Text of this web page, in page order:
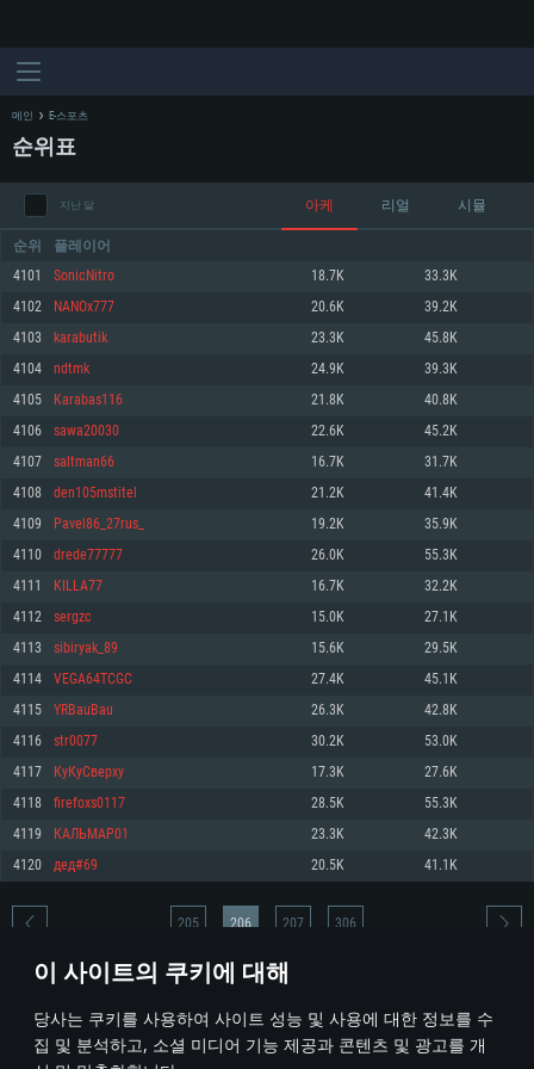
이 사이트의 쿠키에 대해
당사는 쿠키를 사용하여 사이트 성능 및 사용에 대한 정보를 수
집 및 분석하고, 소셜 미디어 기능 제공과 콘텐츠 및 광고를 개
시스템 요구사항
최소사양
운영체제: Windows 10 (64 bit)
프로세서: 2.2 GHz 듀얼코어 이상
메모리: 4GB
그래픽 카드: DirectX 11 이상을 지원하는 AMD Radeon 77XX / NVIDIA
GeForce GT 660. 최소 사양 해상도: 720p
네트워크: 브로드밴드 인터넷
여유 저장 공간: 22.1 GB (최소 클라이언트)
권장 사양
570 혹은 그 이상
여유 저장 공간: 62.2 GB (전체 클라이언트)
최소사양
운영체제: Mac OS Big Sur 11.0
프로세서: 최소 2.2 GHz의 Core i5 (Intel Xeon 은 지원하지 않습니다)
메모리: 6 GB
그래픽 카드: Metal 을 지원하는 Intel Iris Pro 5200 (Mac), 혹은 이와 비슷한 성
능을 가지는 Mac 버전의 AMD/Nvidia. 최소 해상도: 720p
네트워크: 브로드밴드 인터넷
여유 저장 공간: 22.1 GB (최소 클라이언트)
권장 사양
네트워크: 브로드밴드 인터넷
여유 저장 공간: 62.2 GB (전체 클라이언트)
최소사양
운영체제: 64bit Linux 중 최신 버전
프로세서: 2.4 GHz 듀얼코어
메모리: 4 GB
그래픽 카드: Vulkan 을 지원하고, 최신 그래픽 드라이버를 지원하는 NVIDIA
660 (6개월 미만) 혹은 그와 동급의 성능을 가지며 최신 그래픽 드라이버를 지
원하는 AMD (6개월 미만; 최소사양 지원 해상도 720p)
네트워크: 브로드밴드 인터넷
여유 저장 공간: 22.1 GB (최소 클라이언트)
권장 사양
운영체제: Ubuntu 20.04 64bit
프로세서: Intel Core i7
메모리: 16 GB
그래픽 카드: Vulkan 을 지원하고, 최신 그래픽 드라이버를 지원하는 NVIDIA
1060 (6개월 미만) 혹은 그와 동급의 성능을 가지며 최신 그래픽 드라이버를
지원하는 AMD RX 570 (6개월 미만; 최소사양 지원 해상도 720p) 이상
여유 저장 공간: 62.2 GB (전체 클라이언트)
메인 E-스포츠
순위표
지난 달 아케 리얼 시뮬
순위 플레이어
4101 SonicNitro 18.7K 33.3K
4102 NANOx777 20.6K 39.2K
4103 karabutik 23.3K 45.8K
4104 ndtmk 24.9K 39.3K
4105 Karabas116 21.8K 40.8K
4106 sawa20030 22.6K 45.2K
4107 saltman66 16.7K 31.7K
4108 den105mstitel 21.2K 41.4K
4109 Pavel86_27rus_ 19.2K 35.9K
4110 drede77777 26.0K 55.3K
4111 KILLA77 16.7K 32.2K
4112 sergzc 15.0K 27.1K
4113 sibiryak_89 15.6K 29.5K
4114 VEGA64TCGC 27.4K 45.1K
4115 YRBauBau 26.3K 42.8K
4116 str0077 30.2K 53.0K
4117 КуКуСверху 17.3K 27.6K
4118 firefoxs0117 28.5K 55.3K
4119 КАЛЬМАР01 23.3K 42.3K
4120 дед#69 20.5K 41.1K
* 순위표는 매일 1회 갱신됩니다
205 206 207 306